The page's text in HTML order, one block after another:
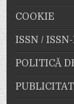
COOKIE
ISSN /
POLITICĂ